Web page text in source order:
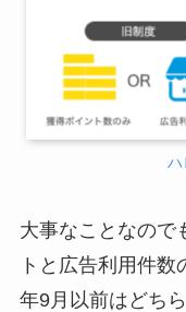
ハ
大事なことなので
トと広告利用件数
年9月以前はどち